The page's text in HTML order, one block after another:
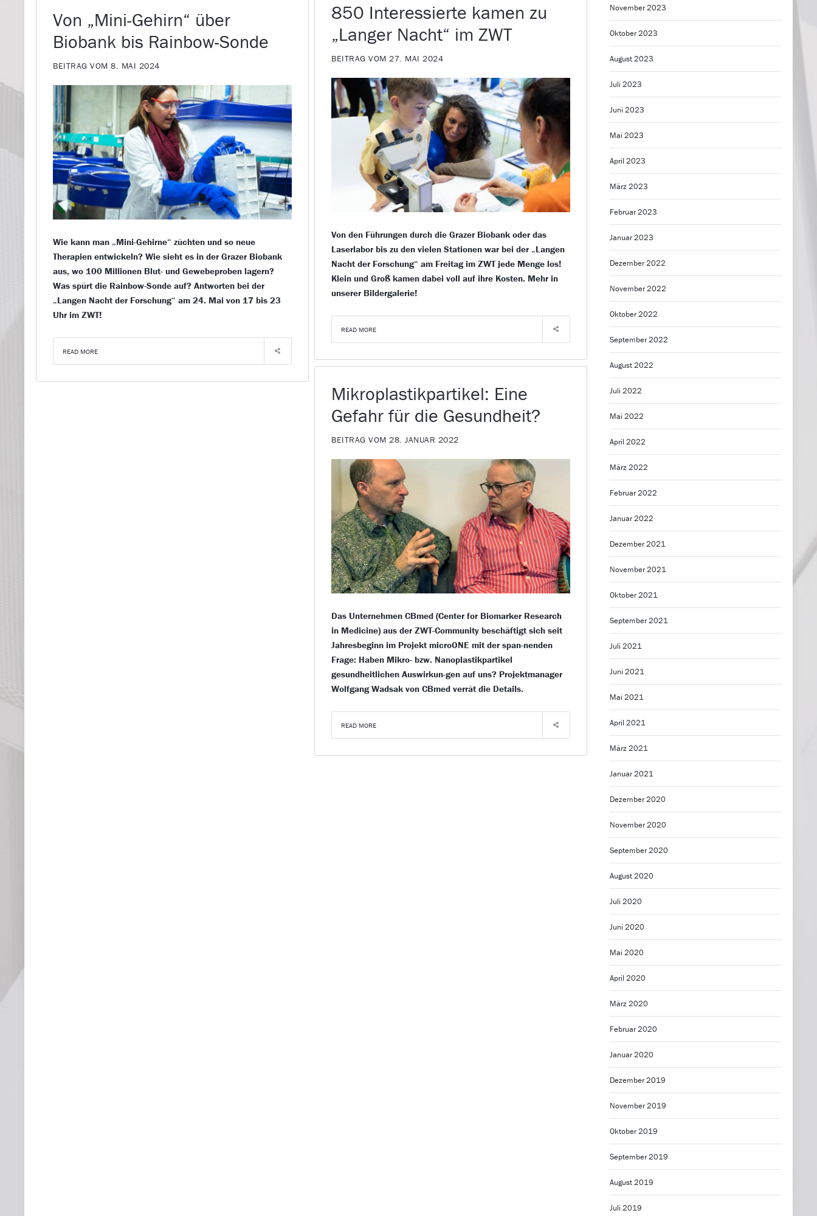
850 Interessierte kamen zu
„Langer Nacht“ im ZWT
BEITRAG VOM 27. MAI 2024
Von den Führungen durch die Grazer Biobank oder das
Laserlabor bis zu den vielen Stationen war bei der „Langen
Nacht der Forschung“ am Freitag im ZWT jede Menge los!
Klein und Groß kamen dabei voll auf ihre Kosten. Mehr in
unserer Bildergalerie!
READ MORE
Von „Mini-Gehirn“ über
Biobank bis Rainbow-Sonde
BEITRAG VOM 8. MAI 2024
Wie kann man „Mini-Gehirne“ züchten und so neue
Therapien entwickeln? Wie sieht es in der Grazer Biobank
aus, wo 100 Millionen Blut- und Gewebeproben lagern?
Was spürt die Rainbow-Sonde auf? Antworten bei der
„Langen Nacht der Forschung“ am 24. Mai von 17 bis 23
Uhr im ZWT!
READ MORE
Mikroplastikpartikel: Eine
Gefahr für die Gesundheit?
BEITRAG VOM 28. JANUAR 2022
Das Unternehmen CBmed (Center for Biomarker Research
in Medicine) aus der ZWT-Community beschäftigt sich seit
Jahresbeginn im Projekt microONE mit der span-nenden
Frage: Haben Mikro- bzw. Nanoplastikpartikel
gesundheitlichen Auswirkun-gen auf uns? Projektmanager
Wolfgang Wadsak von CBmed verrät die Details.
READ MORE
November 2023
Oktober 2023
August 2023
Juli 2023
Juni 2023
Mai 2023
April 2023
März 2023
Februar 2023
Januar 2023
Dezember 2022
November 2022
Oktober 2022
September 2022
August 2022
Juli 2022
Mai 2022
April 2022
März 2022
Februar 2022
Januar 2022
Dezember 2021
November 2021
Oktober 2021
September 2021
Juli 2021
Juni 2021
Mai 2021
April 2021
März 2021
Januar 2021
Dezember 2020
November 2020
September 2020
August 2020
Juli 2020
Juni 2020
Mai 2020
April 2020
März 2020
Februar 2020
Januar 2020
Dezember 2019
November 2019
Oktober 2019
September 2019
August 2019
Juli 2019